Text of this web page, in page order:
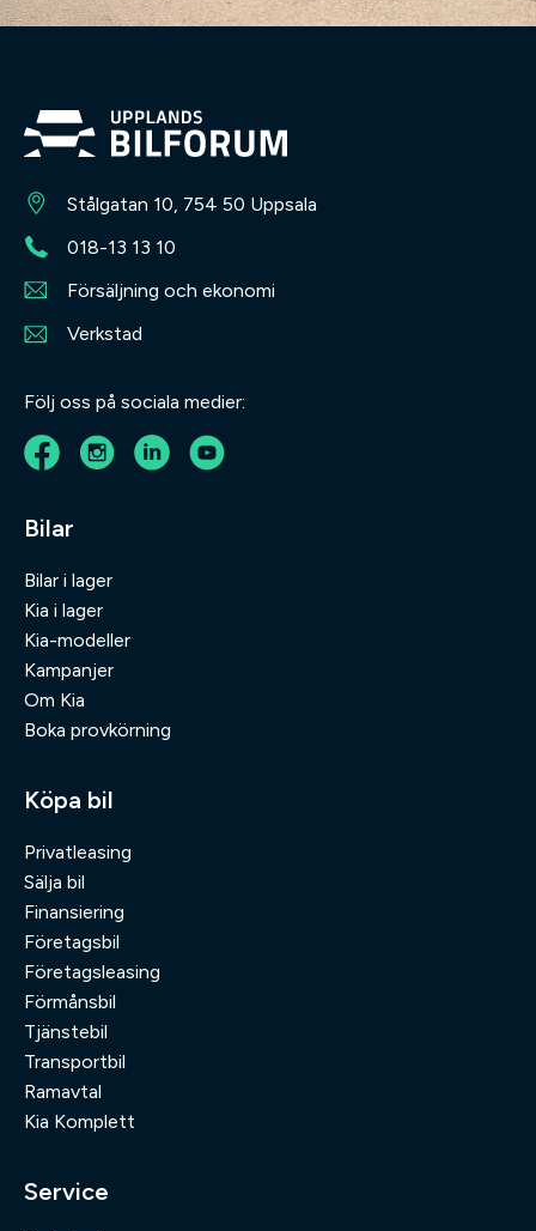
Stålgatan 10, 754 50 Uppsala
018-13 13 10
Försäljning och ekonomi
Verkstad
Följ oss på sociala medier:
Bilar
Bilar i lager
Kia i lager
Kia-modeller
Kampanjer
Om Kia
Boka provkörning
Köpa bil
Privatleasing
Sälja bil
Finansiering
Företagsbil
Företagsleasing
Förmånsbil
Tjänstebil
Transportbil
Ramavtal
Kia Komplett
Service